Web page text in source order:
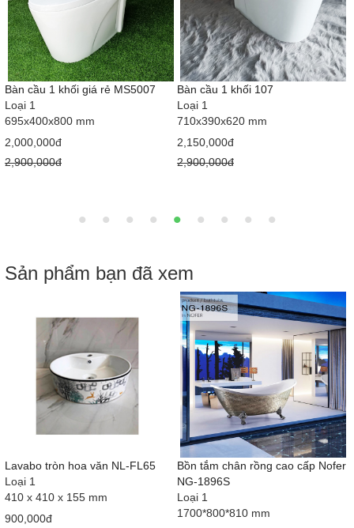
Bàn cầu 1 khối giá rẻ MS5007
Loại 1
695x400x800 mm
2,000,000đ
2,900,000đ
Bàn cầu 1 khối 107
Loại 1
710x390x620 mm
2,150,000đ
2,900,000đ
Sản phẩm bạn đã xem
Lavabo tròn hoa văn NL-FL65
Loại 1
410 x 410 x 155 mm
900,000đ
Bồn tắm chân rồng cao cấp Nofer
NG-1896S
Loại 1
1700*800*810 mm